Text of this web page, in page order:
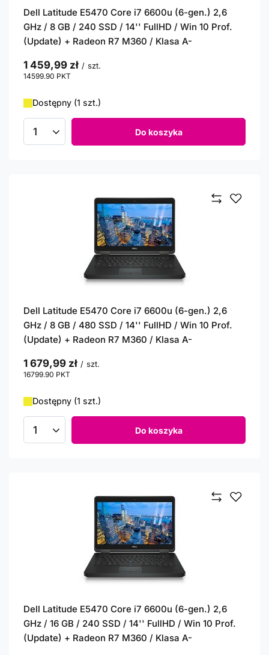
Dell Latitude E5470 Core i7 6600u (6-gen.) 2,6
GHz / 8 GB / 240 SSD / 14'' FullHD / Win 10 Prof.
(Update) + Radeon R7 M360 / Klasa A-
1 459,99 zł / szt.
14599.90 PKT
Dostępny (1 szt.)
Ilość produktów Do koszyka
Dell Latitude E5470 Core i7 6600u (6-gen.) 2,6
GHz / 8 GB / 480 SSD / 14'' FullHD / Win 10 Prof.
(Update) + Radeon R7 M360 / Klasa A-
1 679,99 zł / szt.
16799.90 PKT
Dostępny (1 szt.)
Ilość produktów Do koszyka
Dell Latitude E5470 Core i7 6600u (6-gen.) 2,6
GHz / 16 GB / 240 SSD / 14'' FullHD / Win 10 Prof.
(Update) + Radeon R7 M360 / Klasa A-